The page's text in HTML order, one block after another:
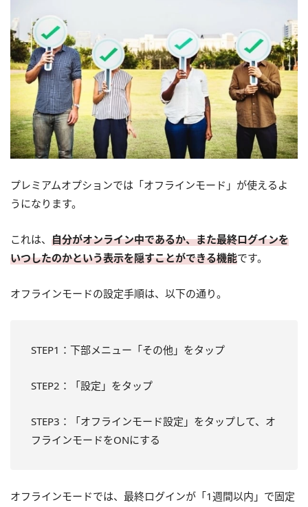
プレミアムオプションでは「オフラインモード」が使えるよ
うになります。
これは、 自分がオンライン中であるか、また最終ログインを
いつしたのかという表示を隠すことができる機能です。
オフラインモードの設定手順は、以下の通り。
STEP1：下部メニュー「その他」をタップ
STEP2：「設定」をタップ
STEP3：「オフラインモード設定」をタップして、オ
フラインモードをONにする
オフラインモードでは、最終ログインが「1週間以内」で固定